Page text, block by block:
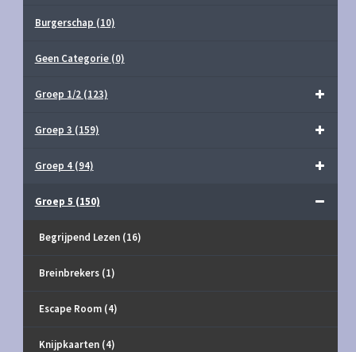
Burgerschap (10)
Geen Categorie (0)
Groep 1/2 (123)
Groep 3 (159)
Groep 4 (94)
Groep 5 (150)
Begrijpend Lezen (16)
Breinbrekers (1)
Escape Room (4)
Knijpkaarten (4)